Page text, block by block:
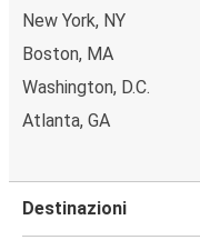
New York, NY
Boston, MA
Washington, D.C.
Atlanta, GA
Destinazioni